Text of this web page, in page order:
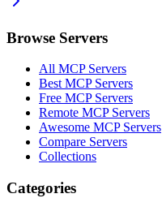
Browse Servers
All MCP Servers
Best MCP Servers
Free MCP Servers
Remote MCP Servers
Awesome MCP Servers
Compare Servers
Collections
Categories